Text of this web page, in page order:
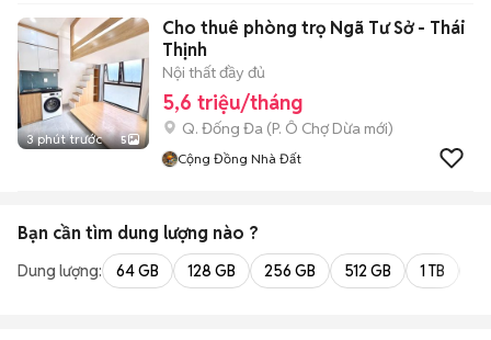
3 phút trước 5
Cho thuê phòng trọ Ngã Tư Sở - Thái
Thịnh
Nội thất đầy đủ
5,6 triệu/tháng
Q. Đống Đa (P. Ô Chợ Dừa mới)
Cộng Đồng Nhà Đất
Bạn cần tìm dung lượng nào ?
Dung lượng: 64 GB 128 GB 256 GB 512 GB 1 TB